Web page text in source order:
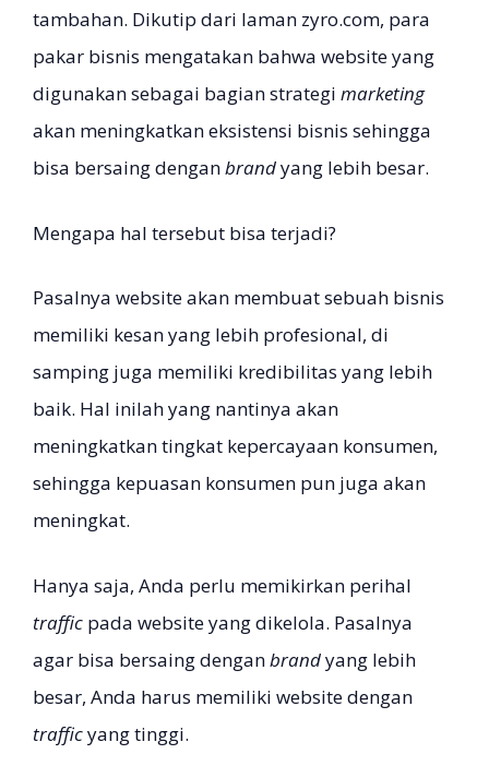
tambahan. Dikutip dari laman zyro.com, para
pakar bisnis mengatakan bahwa website yang
digunakan sebagai bagian strategi marketing
akan meningkatkan eksistensi bisnis sehingga
bisa bersaing denganbrandyang lebih besar.
Mengapa hal tersebut bisa terjadi?
Pasalnya website akan membuat sebuah bisnis
memiliki kesan yang lebih profesional, di
samping juga memiliki kredibilitas yang lebih
baik. Hal inilah yang nantinya akan
meningkatkan tingkat kepercayaan konsumen,
sehingga kepuasan konsumen pun juga akan
meningkat.
Hanya saja, Anda perlu memikirkan perihal
traffic pada website yang dikelola. Pasalnya
agar bisa bersaing denganbrandyang lebih
besar, Anda harus memiliki website dengan
trafficyang tinggi.